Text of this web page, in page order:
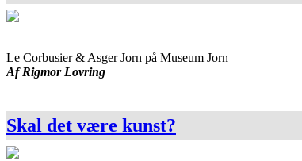
Le Corbusier & Asger Jorn på Museum Jorn
Af Rigmor Lovring
Skal det være kunst?